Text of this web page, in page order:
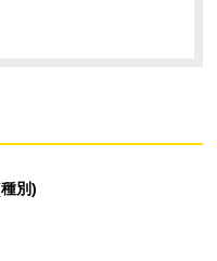
別)